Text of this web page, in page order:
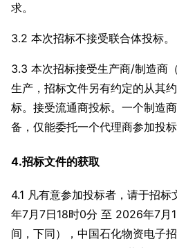
求。
3.2 本次招标不接受联合体投标。
3.3 本次招标接受生产商/制造商
生产，招标文件另有约定的从其
标。接受流通商投标。一个制造
备，仅能委托一个代理商参加投标
4.招标文件的获取
4.1 凡有意参加投标者，请于招
年7月7日18时0分 至 2026年7月
间，下同），中国石化物资电子